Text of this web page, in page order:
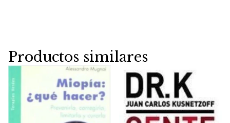
Productos similares